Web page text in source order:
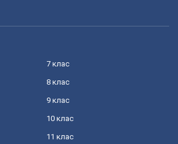
7 клас
8 клас
9 клас
10 клас
11 клас